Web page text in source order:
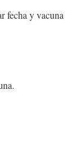
fecha y vacuna